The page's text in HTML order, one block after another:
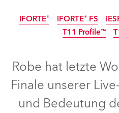
Robe On The
ProMotion
iFORTE® iFORTE® FS
IP65
T11 Profile™
Robe hat letzte
Finale unserer
und Bedeutung